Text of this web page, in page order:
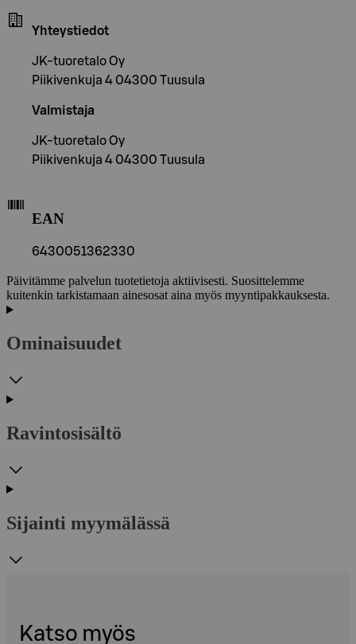
Yhteystiedot
JK-tuoretalo Oy
Piikivenkuja 4 04300 Tuusula
Valmistaja
JK-tuoretalo Oy
Piikivenkuja 4 04300 Tuusula
EAN
6430051362330
Päivitämme palvelun tuotetietoja aktiivisesti. Suosittelemme
kuitenkin tarkistamaan ainesosat aina myös myyntipakkauksesta.
Ominaisuudet
Ravintosisältö
Sijainti myymälässä
Katso myös